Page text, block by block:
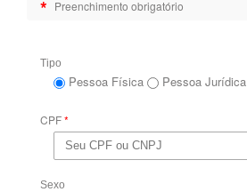
* Preenchimento obrigatório
Tipo
Pessoa Física Pessoa Jurídica
CPF*
Sexo